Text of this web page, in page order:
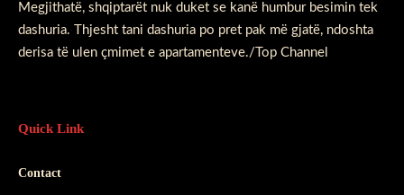
Megjithatë, shqiptarët nuk duket se kanë humbur besimin tek
dashuria. Thjesht tani dashuria po pret pak më gjatë, ndoshta
derisa të ulen çmimet e apartamenteve./Top Channel
Quick Link
Contact